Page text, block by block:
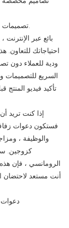
Pinterest: تصميمات إبداعية وعصرية ملهمة ، أكثر من وسيط.
احتياجاتك للتعاون.
ودية للعملاء دون
السريع للتصميمات
تأكيد فيديو المنتج
إذا كنت تريد
فستكون دعوات زفاف
والوظيفة ،
كزوجين.
الرومانسي ، فإن
أنت مستعد لاحتضان